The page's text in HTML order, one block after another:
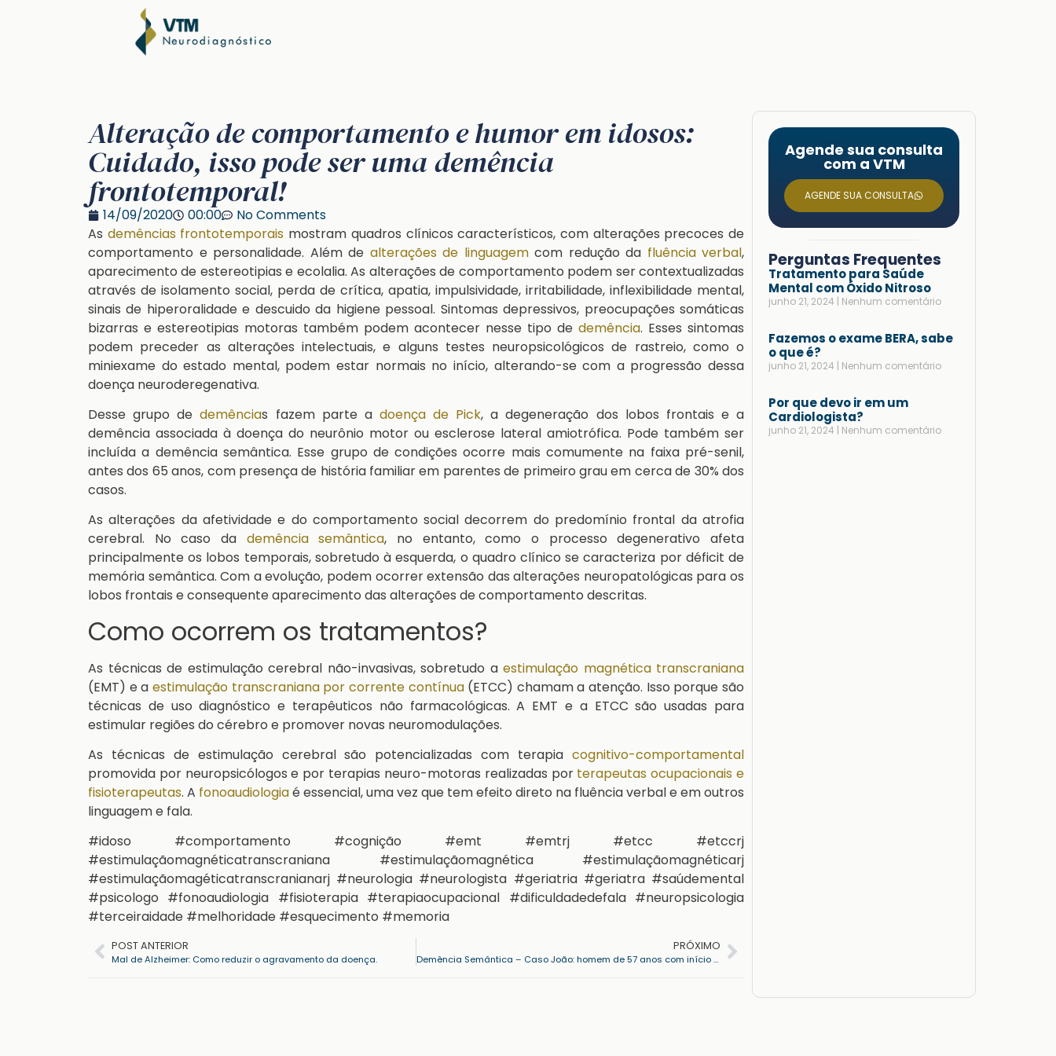
Alteração de comportamento e humor em idosos:
Cuidado, isso pode ser uma demência
frontotemporal!
14/09/2020 00:00
No Comments
As demências frontotemporais mostram quadros clínicos característicos, com alterações precoces de
comportamento e personalidade. Além de alterações de linguagemcom redução da fluência verbal,
aparecimento de estereotipias e ecolalia. As alterações de comportamento podem ser contextualizadas
através de isolamento social, perda de crítica, apatia, impulsividade, irritabilidade, inflexibilidade mental,
sinais de hiperoralidade e descuido da higiene pessoal. Sintomas depressivos, preocupações somáticas
bizarras e estereotipias motoras também podem acontecer nesse tipo de demência. Esses sintomas
podem preceder as alterações intelectuais, e alguns testes neuropsicológicos de rastreio, como o
miniexame do estado mental, podem estar normais no início, alterando-se com a progressão dessa
doença neuroderegenativa.
Desse grupo dedemências fazem parte a doença de Pick, a degeneração dos lobos frontais e a
demência associada à doença do neurônio motor ou esclerose lateral amiotrófica. Pode também ser
incluída a demência semântica. Esse grupo de condições ocorre mais comumente na faixa pré-senil,
antes dos 65 anos, com presença de história familiar em parentes de primeiro grau em cerca de 30% dos
casos.
As alterações da afetividade e do comportamento social decorrem do predomínio frontal da atrofia
cerebral. No caso da demência semântica, no entanto, como o processo degenerativo afeta
principalmente os lobos temporais, sobretudo à esquerda, o quadro clínico se caracteriza por déficit de
memória semântica. Com a evolução, podem ocorrer extensão das alterações neuropatológicas para os
lobos frontais e consequente aparecimento das alterações de comportamento descritas.
Como ocorrem os tratamentos?
As técnicas de estimulação cerebral não-invasivas, sobretudo a estimulação magnética transcraniana
(EMT) e a estimulação transcraniana por corrente contínua(ETCC) chamam a atenção. Isso porque são
técnicas de uso diagnóstico e terapêuticos não farmacológicas. A EMT e a ETCC são usadas para
estimular regiões do cérebro e promover novas neuromodulações.
As técnicas de estimulação cerebral são potencializadas com terapia cognitivo-comportamental
promovida por neuropsicólogos e por terapias neuro-motoras realizadas por terapeutas ocupacionais e
fisioterapeutas. A fonoaudiologiaé essencial, uma vez que tem efeito direto na fluência verbal e em outros
linguagem e fala.
#idoso #comportamento #cognição #emt #emtrj #etcc #etccrj
#estimulaçãomagnéticatranscraniana #estimulaçãomagnética #estimulaçãomagnéticarj
#estimulaçãomagéticatranscranianarj #neurologia #neurologista #geriatria #geriatra #saúdemental
#psicologo #fonoaudiologia #fisioterapia #terapiaocupacional #dificuldadedefala #neuropsicologia
#terceiraidade #melhoridade #esquecimento #memoria
POST ANTERIOR
Mal de Alzheimer: Como reduzir o agravamento da doença.
PRÓXIMO
Demência Semântica – Caso João: homem de 57 anos com início de comprometimento de memória
Agende sua consulta
com a VTM
AGENDE SUA CONSULTA
Perguntas Frequentes
Tratamento para Saúde
Mental com Óxido Nitroso
junho 21, 2024 Nenhum comentário
Fazemos o exame BERA, sabe
o que é?
junho 21, 2024 Nenhum comentário
Por que devo ir em um
Cardiologista?
junho 21, 2024 Nenhum comentário